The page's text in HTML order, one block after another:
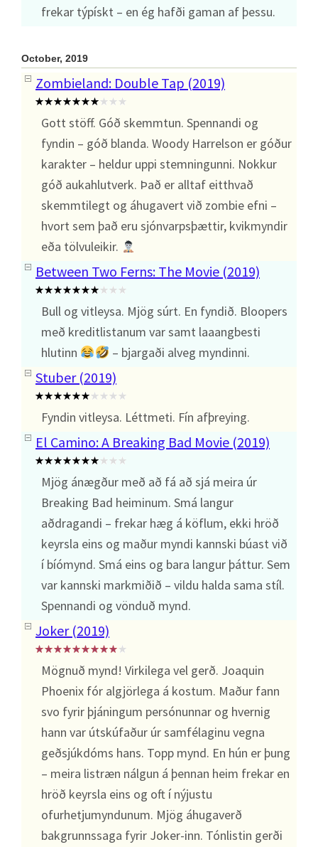
frekar týpískt – en ég hafði gaman af þessu.
October, 2019
Zombieland: Double Tap (2019)
Gott stöff. Góð skemmtun. Spennandi og
fyndin – góð blanda. Woody Harrelson er góður
karakter – heldur uppi stemningunni. Nokkur
góð aukahlutverk. Það er alltaf eitthvað
skemmtilegt og áhugavert við zombie efni –
hvort sem það eru sjónvarpsþættir, kvikmyndir
eða tölvuleikir.
Between Two Ferns: The Movie (2019)
Bull og vitleysa. Mjög súrt. En fyndið. Bloopers
með kreditlistanum var samt laaangbesti
hlutinn
– bjargaði alveg myndinni.
Stuber (2019)
Fyndin vitleysa. Léttmeti. Fín afþreying.
El Camino: A Breaking Bad Movie (2019)
Mjög ánægður með að fá að sjá meira úr
Breaking Bad heiminum. Smá langur
aðdragandi – frekar hæg á köflum, ekki hröð
keyrsla eins og maður myndi kannski búast við
í bíómynd. Smá eins og bara langur þáttur. Sem
var kannski markmiðið – vildu halda sama stíl.
Spennandi og vönduð mynd.
Joker (2019)
Mögnuð mynd! Virkilega vel gerð. Joaquin
Phoenix fór algjörlega á kostum. Maður fann
svo fyrir þjáningum persónunnar og hvernig
hann var útskúfaður úr samfélaginu vegna
geðsjúkdóms hans. Topp mynd. En hún er þung
– meira listræn nálgun á þennan heim frekar en
hröð keyrsla eins og oft í nýjustu
ofurhetjumyndunum. Mjög áhugaverð
bakgrunnssaga fyrir Joker-inn. Tónlistin gerði